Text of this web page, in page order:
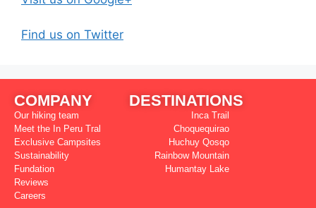
Find us on Twitter
COMPANY
Our hiking team
Meet the In Peru Tral
Exclusive Campsites
Sustainability
Fundation
Reviews
Careers
DESTINATIONS
Inca Trail
Choquequirao
Huchuy Qosqo
Rainbow Mountain
Humantay Lake